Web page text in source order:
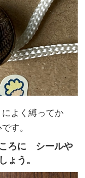
よく縛ってか
す。
ろに シールや
ょう。